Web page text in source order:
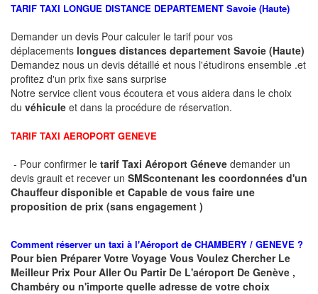
TARIF TAXI LONGUE DISTANCE DEPARTEMENT Savoie (Haute)
Demander un devis Pour calculer le tarif pour vos
déplacements longues distances departement Savoie (Haute)
Demandez nous un devis détaillé et nous l'étudirons ensemble .et
profitez d'un prix fixe sans surprise
Notre service client vous écoutera et vous aidera dans le choix
du véhicule et dans la procédure de réservation.
TARIF TAXI AEROPORT GENEVE
- Pour confirmer le tarif Taxi Aéroport Géneve demander un
devis grauit et recever un SMScontenant les coordonnées d'un
Chauffeur disponible et Capable de vous faire une
proposition de prix (sans engagement )
Comment réserver un taxi à l'Aéroport de CHAMBERY / GENEVE ?
Pour bien Préparer Votre Voyage Vous Voulez Chercher Le
Meilleur Prix Pour Aller Ou Partir De L'aéroport De Genève ,
Chambéry ou n'importe quelle adresse de votre choix